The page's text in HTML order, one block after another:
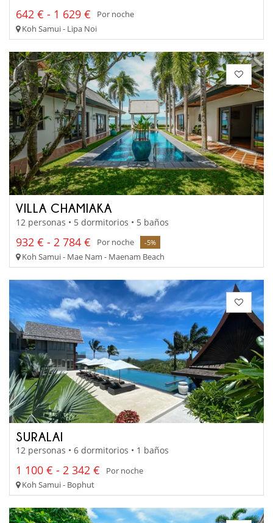
642 € - 1 629 €
Por noche
Koh Samui - Lipa Noi
VILLA CHAMIAKA
12 personas • 5 dormitorios • 5 baños
932 € - 2 784 € Por noche -5%
Koh Samui - Mae Nam - Maenam Beach
SURALAI
12 personas • 6 dormitorios • 1 baños
1 100 € - 2 342 €
Por noche
Koh Samui - Bophut